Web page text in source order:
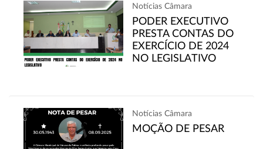
Notícias Câmara
PODER EXECUTIVO
PRESTA CONTAS DO
EXERCÍCIO DE 2024
NO LEGISLATIVO
Notícias Câmara
MOÇÃO DE PESAR